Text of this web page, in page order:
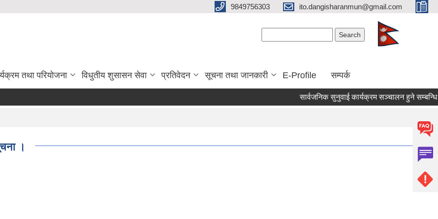
9849756303 ito.dangisharanmun@gmail.com
तथा परियोजना विधुतीय शुसासन सेवा प्रतिवेदन सूचना तथा जानकारी E-Profile सम्पर्क
सार्वजनिक सुनुवाई कार्यक्रम सञ्चालन हुने सम्बन्धि
।